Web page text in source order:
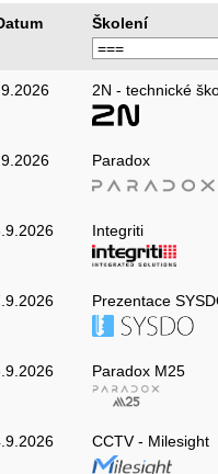
Školení
2N - technické
Paradox
Integriti
Prezentace
Paradox M25
CCTV - Milesight